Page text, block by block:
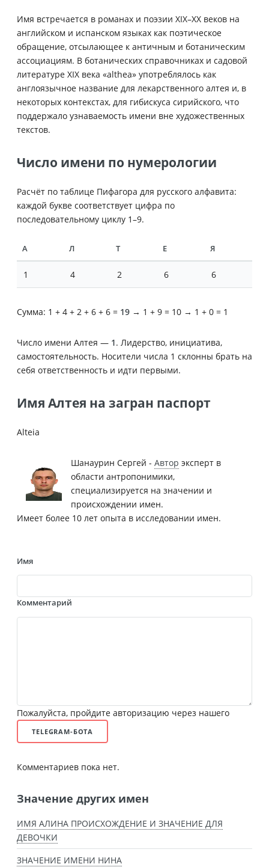
Имя встречается в романах и поэзии XIX–XX веков на
английском и испанском языках как поэтическое
обращение, отсылающее к античным и ботаническим
ассоциациям. В ботанических справочниках и садовой
литературе XIX века «althea» употреблялось как
англоязычное название для лекарственного алтея и, в
некоторых контекстах, для гибискуса сирийского, что
поддержало узнаваемость имени вне художественных
текстов.
Число имени по нумерологии
Расчёт по таблице Пифагора для русского алфавита:
каждой букве соответствует цифра по
последовательному циклу 1–9.
А Л Т Е Я
1 4 2 6 6
Сумма: 1 + 4 + 2 + 6 + 6 = 19 → 1 + 9 = 10 → 1 + 0 = 1
Число имени Алтея — 1. Лидерство, инициатива,
самостоятельность. Носители числа 1 склонны брать на
себя ответственность и идти первыми.
Имя Алтея на загран паспорт
Alteia
Шанаурин Сергей - Автор эксперт в
области антропонимики,
специализируется на значении и
происхождении имен.
Имеет более 10 лет опыта в исследовании имен.
Имя
Комментарий
Пожалуйста, пройдите авторизацию через нашего
TELEGRAM-БОТА
Комментариев пока нет.
Значение других имен
ИМЯ АЛИНА ПРОИСХОЖДЕНИЕ И ЗНАЧЕНИЕ ДЛЯ
ДЕВОЧКИ
ЗНАЧЕНИЕ ИМЕНИ НИНА